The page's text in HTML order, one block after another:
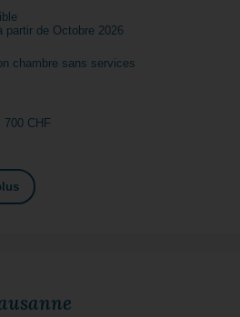
partir de Octobre 2026
chambre sans services
700 CHF